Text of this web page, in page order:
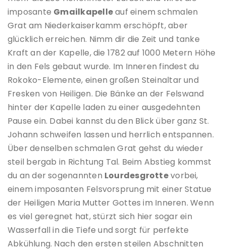
imposante Gmailkapelleauf einem schmalen
Grat am Niederkaiserkamm erschöpft, aber
glücklich erreichen. Nimm dir die Zeit und tanke
Kraft an der Kapelle, die 1782 auf 1000 Metern Höhe
in den Fels gebaut wurde. Im Inneren findest du
Rokoko-Elemente, einen großen Steinaltar und
Fresken von Heiligen. Die Bänke an der Felswand
hinter der Kapelle laden zu einer ausgedehnten
Pause ein. Dabei kannst du den Blick über ganz St.
Johann schweifen lassen und herrlich entspannen.
Über denselben schmalen Grat gehst du wieder
steil bergab in Richtung Tal. Beim Abstieg kommst
du an der sogenannten Lourdesgrottevorbei,
einem imposanten Felsvorsprung mit einer Statue
der Heiligen Maria Mutter Gottes im Inneren. Wenn
es viel geregnet hat, stürzt sich hier sogar ein
Wasserfall in die Tiefe und sorgt für perfekte
Abkühlung. Nach den ersten steilen Abschnitten